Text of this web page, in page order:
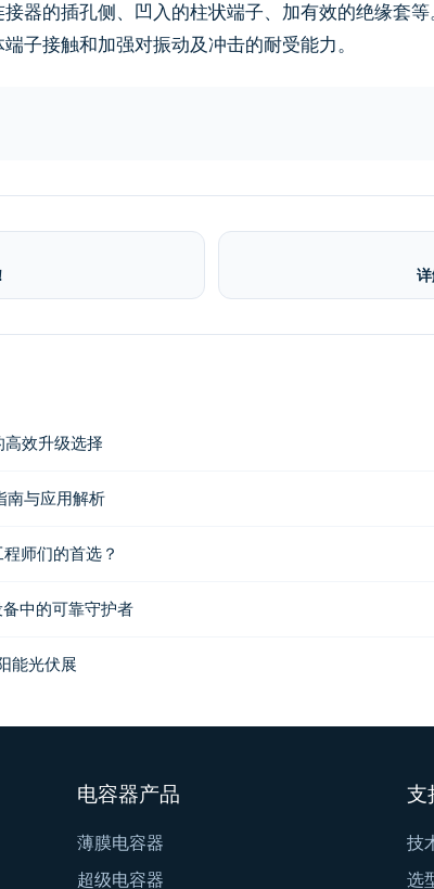
器的插孔侧、凹入的柱状端子、加有效的绝缘套
子接触和加强对振动及冲击的耐受能力。
效升级选择
南与应用解析
师们的首选？
中的可靠守护者
能光伏展
电容器产品
薄膜电容器
超级电容器
支
技
选